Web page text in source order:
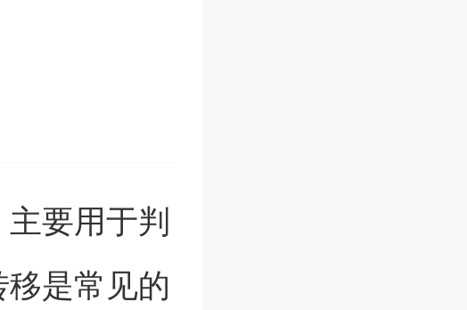
要用于判
是常见的